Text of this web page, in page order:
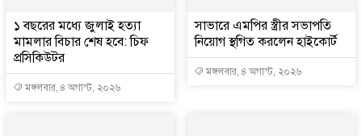
১ বছরের মধ্যে জুলাই হত্যা
মামলার বিচার শেষ হবে: চিফ
প্রসিকিউটর
মঙ্গলবার, ৪ অগাস্ট, ২০২৬
সাভারে এমপির স্ত্রীর সভাপতি
নিয়োগ স্থগিত করলেন হাইকোর্ট
মঙ্গলবার, ৪ অগাস্ট, ২০২৬